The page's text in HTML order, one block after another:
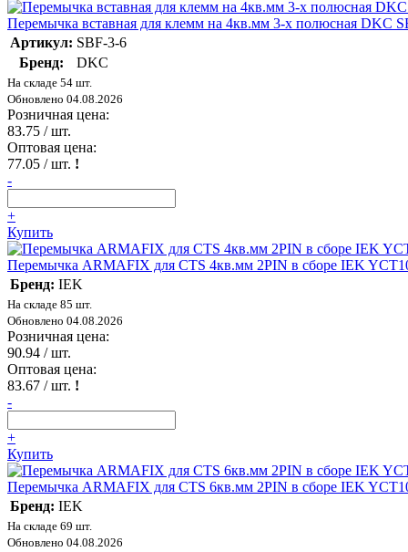
Перемычка вставная для клемм на 4кв.мм 3-х полюсная DKC
Артикул: SBF-3-6
Бренд:
DKC
На складе 54 шт.
Обновлено 04.08.2026
Розничная цена:
83.75 / шт.
Оптовая цена:
77.05 / шт. !
-
+
Купить
Перемычка ARMAFIX для CTS 4кв.мм 2PIN в сборе IEK
Бренд: IEK
На складе 85 шт.
Обновлено 04.08.2026
Розничная цена:
90.94 / шт.
Оптовая цена:
83.67 / шт. !
-
+
Купить
Перемычка ARMAFIX для CTS 6кв.мм 2PIN в сборе IEK
Бренд: IEK
На складе 69 шт.
Обновлено 04.08.2026